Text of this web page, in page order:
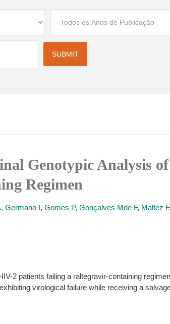
Genotypic Analysis
Regimen
, Germano I, Gomes P, Gonçalves Mde F, Maltez F,
2 patients failing a raltegravir-containing
virological failure while receiving a